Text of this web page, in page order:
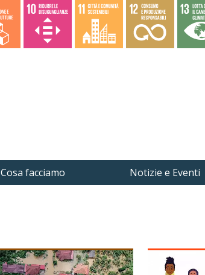
Cosa facciamo Notizie e Eventi